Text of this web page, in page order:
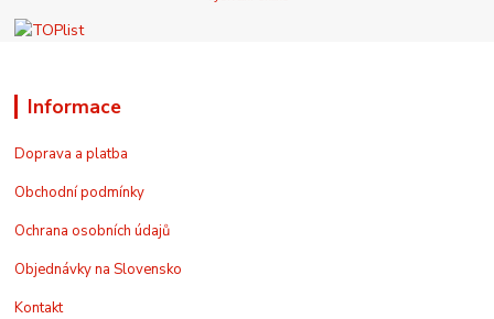
Informace
Doprava a platba
Obchodní podmínky
Ochrana osobních údajů
Objednávky na Slovensko
Kontakt